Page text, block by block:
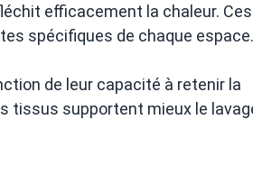
efficacement la chaleur. Ces
spécifiques de chaque espace.
de leur capacité à retenir la
tissus supportent mieux le